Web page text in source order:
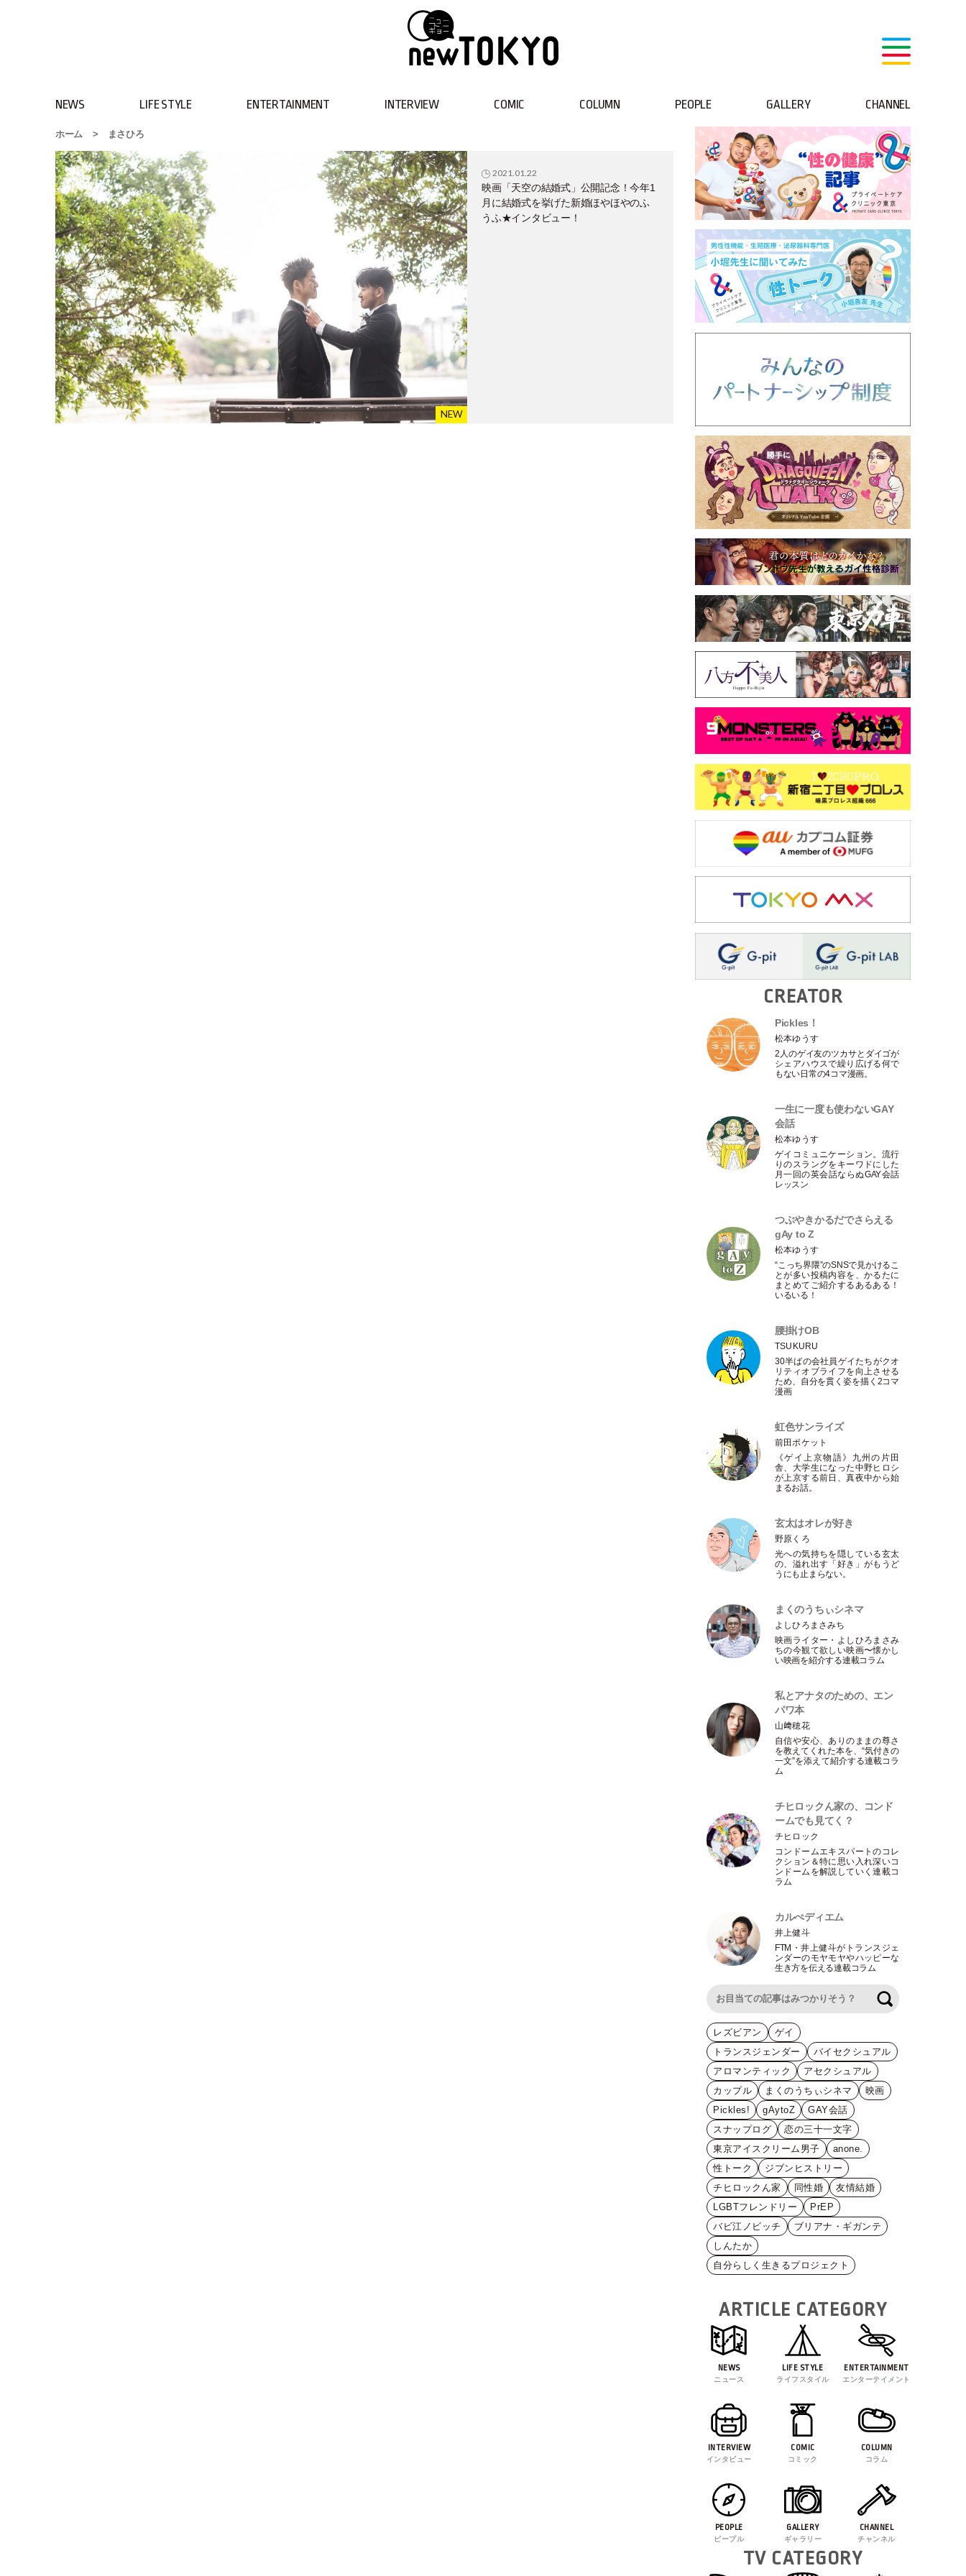
NEWS LIFE STYLE ENTERTAINMENT INTERVIEW COMIC COLUMN PEOPLE GALLERY CHANNEL
ホーム > まさひろ
2021.01.22
映画「天空の結婚式」公開記念！今年1
月に結婚式を挙げた新婚ほやほやのふ
うふ★インタビュー！
CREATOR
Pickles！
松本ゆうす
2人のゲイ友のツカサとダイゴが
シェアハウスで繰り広げる何で
もない日常の4コマ漫画。
一生に一度も使わないGAY
会話
松本ゆうす
ゲイコミュニケーション。流行
りのスラングをキーワドにした
月一回の英会話ならぬGAY会話
レッスン
つぶやきかるだでさらえる
gAy to Z
松本ゆうす
“こっち界隈”のSNSで見かけるこ
とが多い投稿内容を、かるたに
まとめてご紹介するあるある！
いるいる！
腰掛けOB
TSUKURU
30半ばの会社員ゲイたちがクオ
リティオブライフを向上させる
ため、自分を貫く姿を描く2コマ
漫画
虹色サンライズ
前田ポケット
《ゲイ上京物語》九州の片田
舎、大学生になった中野ヒロシ
が上京する前日、真夜中から始
まるお話。
玄太はオレが好き
野原くろ
光への気持ちを隠している玄太
の、溢れ出す 「好き 」がもうど
うにも止まらない。
まくのうちぃシネマ
よしひろまさみち
映画ライター ・ よしひろまさみ
ちの今観て欲しい映画〜懐かし
い映画を紹介する連載コラム
私とアナタのための、エン
パワ本
山﨑穂花
自信や安心、ありのままの尊さ
を教えてくれた本を、“気付きの
一文”を添えて紹介する連載コラ
ム
チヒロックん家の、コンド
ームでも見てく？
チヒロック
コンドームエキスパートのコレ
クション＆特に思い入れ深いコ
ンドームを解説していく連載コ
ラム
カルぺディエム
井上健斗
FTM ・井上健斗がトランスジェ
ンダーのモヤモヤやハッピーな
生き方を伝える連載コラム
レズビアン
ゲイ
トランスジェンダー
バイセクシュアル
アロマンティック
アセクシュアル
カップル
まくのうちぃシネマ
映画
Pickles!
gAytoZ
GAY会話
スナップログ
恋の三十一文字
東京アイスクリーム男子
anone.
性トーク
ジブンヒストリー
チヒロックん家
同性婚
友情結婚
LGBTフレンドリー
PrEP
バビ江ノビッチ
ブリアナ・ギガンテ
しんたか
自分らしく生きるプロジェクト
ARTICLE CATEGORY
NEWS
ニュース
LIFE STYLE
ライフスタイル
ENTERTAINMENT
エンターテイメント
INTERVIEW
インタビュー
COMIC
コミック
COLUMN
コラム
PEOPLE
ピープル
GALLERY
ギャラリー
CHANNEL
チャンネル
TV CATEGORY